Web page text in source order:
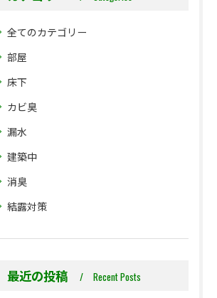
全てのカテゴリー
部屋
床下
カビ臭
漏水
建築中
消臭
結露対策
最近の投稿 Recent Posts